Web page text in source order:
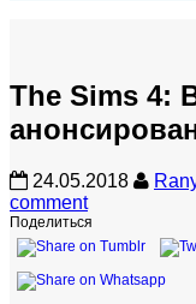
The Sims 4:
24.05.2018
comment
Поделиться